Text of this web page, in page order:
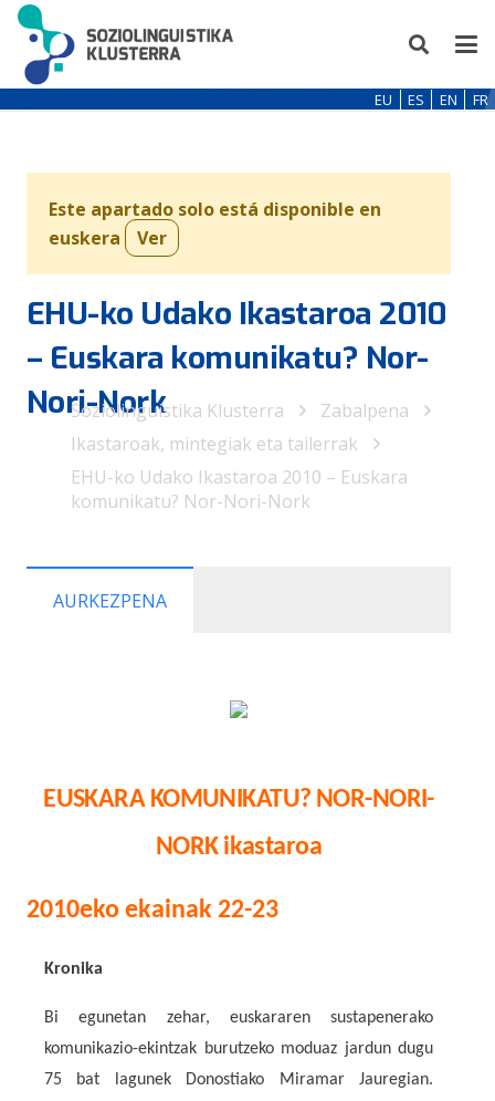
EU ES EN FR
Este apartado solo está disponible en
euskera
Ver
EHU-ko Udako Ikastaroa 2010
– Euskara komunikatu? Nor-
Nori-Nork
Soziolinguistika Klusterra
Zabalpena
Ikastaroak, mintegiak eta tailerrak
EHU-ko Udako Ikastaroa 2010 – Euskara
komunikatu? Nor-Nori-Nork
AURKEZPENA
EUSKARA KOMUNIKATU? NOR-NORI-
NORK ikastaroa
2010eko ekainak 22-23
Kronika
Bi egunetan zehar, euskararen sustapenerako
komunikazio-ekintzak burutzeko moduaz jardun dugu
75 bat lagunek Donostiako Miramar Jauregian.